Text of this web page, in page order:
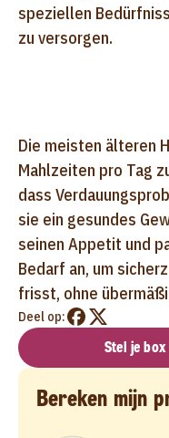
speziellen
zu versorgen.
Die meisten älteren
Mahlzeiten pro Tag
dass
sie ein gesundes
seinen Appetit und
Bedarf an, um
frisst, ohne
Deel op:
Stel je box
Bereken mijn